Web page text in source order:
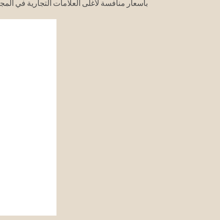
بأسعار منافسة لأغلى العلامات التجارية في